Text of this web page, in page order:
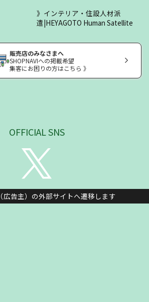
インテリア・住設人材派
遣|HEYAGOTO Human Satellite
販売店のみなさまへ
SHOPNAVIへの掲載希望
集客にお困りの方はこちら 》
OFFICIAL SNS
広告主）の外部サイトへ遷移します